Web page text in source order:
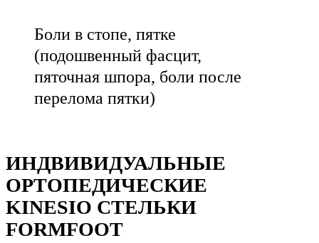
Боли в стопе, пятке
(подошвенный фасцит,
пяточная шпора, боли после
перелома пятки)
ИНДВИВИДУАЛЬНЫЕ
ОРТОПЕДИЧЕСКИЕ
KINESIO СТЕЛЬКИ
FORMFOOT